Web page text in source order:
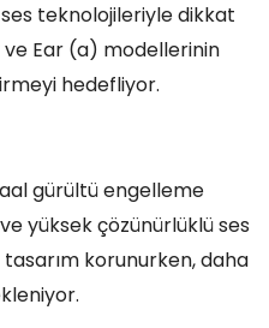
teknolojileriyle dikkat
ve Ear (a) modellerinin
hedefliyor.
gürültü engelleme
yüksek çözünürlüklü ses
korunurken, daha